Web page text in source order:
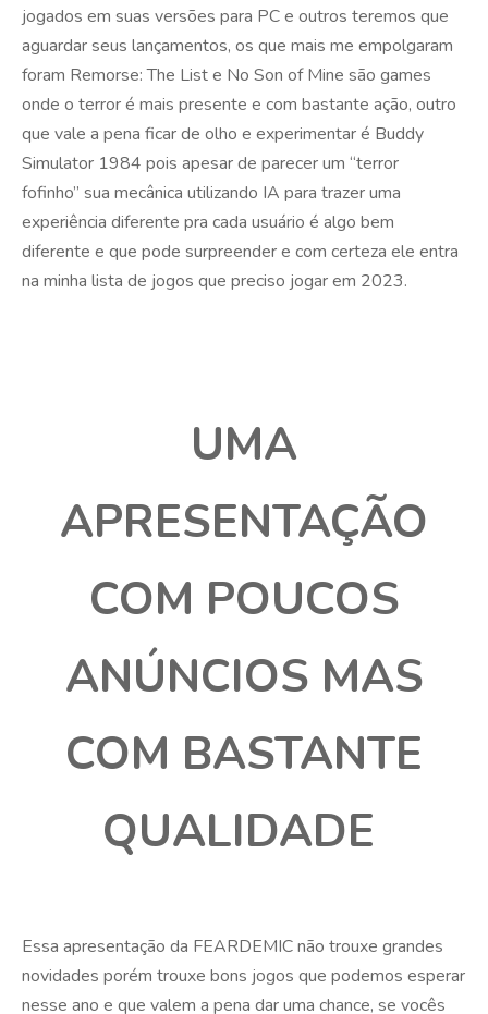
jogados em suas versões para PC e outros teremos que
aguardar seus lançamentos, os que mais me empolgaram
foram Remorse: The List e No Son of Mine são games
onde o terror é mais presente e com bastante ação, outro
que vale a pena ficar de olho e experimentar é Buddy
Simulator 1984 pois apesar de parecer um “terror
fofinho” sua mecânica utilizando IA para trazer uma
experiência diferente pra cada usuário é algo bem
diferente e que pode surpreender e com certeza ele entra
na minha lista de jogos que preciso jogar em 2023.
UMA
APRESENTAÇÃO
COM POUCOS
ANÚNCIOS MAS
COM BASTANTE
QUALIDADE
Essa apresentação da FEARDEMIC não trouxe grandes
novidades porém trouxe bons jogos que podemos esperar
nesse ano e que valem a pena dar uma chance, se vocês